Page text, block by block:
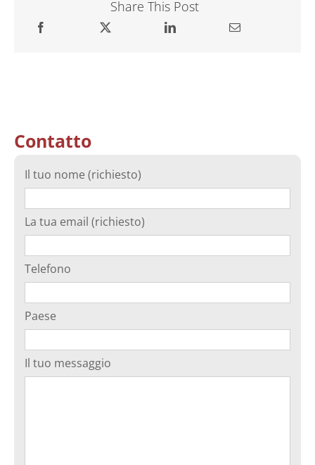
Share This Post
Contatto
Il tuo nome (richiesto)
La tua email (richiesto)
Telefono
Paese
Il tuo messaggio